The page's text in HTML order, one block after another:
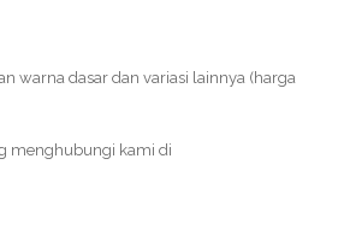
warna dasar dan variasi lainnya (harga
menghubungi kami di